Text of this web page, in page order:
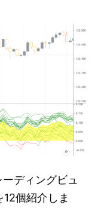
ーディングビュ
個紹介しま